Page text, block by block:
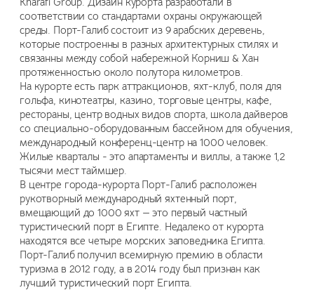
соответствии со стандартами охраны окружающей
среды. Порт-Галиб состоит из 9 арабских деревень,
которые построенны в разных архитектурных стилях и
связанны между собой набережной Корниш & Хан
протяженностью около полутора километров.
На курорте есть парк аттракционов, яхт-клуб, поля для
гольфа, кинотеатры, казино, торговые центры, кафе,
рестораны, центр водных видов спорта, школа дайверов
со специально-оборудованным бассейном для обучения,
международный конференц-центр на 1000 человек.
Жилые кварталы - это апартаменты и виллы, а также 1,2
тысячи мест таймшер.
В центре города-курорта Порт-Галиб расположен
рукотворный международный яхтенный порт,
вмещающий до 1000 яхт — это первый частный
туристический порт в Египте. Недалеко от курорта
находятся все четыре морских заповедника Египта.
Порт-Галиб получил всемирную премию в области
туризма в 2012 году, а в 2014 году был признан как
лучший туристический порт Египта.